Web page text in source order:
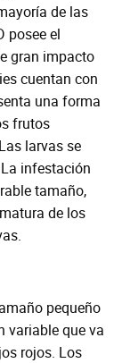
de las
posee el
gran impacto
cuentan con
una forma
frutos
larvas se
infestación
tamaño,
de los
pequeño
variable que va
rojos. Los